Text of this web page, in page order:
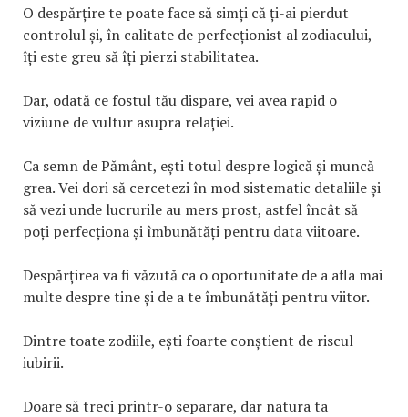
O despărțire te poate face să simți că ți-ai pierdut
controlul și, în calitate de perfecționist al zodiacului,
îți este greu să îți pierzi stabilitatea.
Dar, odată ce fostul tău dispare, vei avea rapid o
viziune de vultur asupra relației.
Ca semn de Pământ, ești totul despre logică și muncă
grea. Vei dori să cercetezi în mod sistematic detaliile și
să vezi unde lucrurile au mers prost, astfel încât să
poți perfecționa și îmbunătăți pentru data viitoare.
Despărțirea va fi văzută ca o oportunitate de a afla mai
multe despre tine și de a te îmbunătăți pentru viitor.
Dintre toate zodiile, ești foarte conștient de riscul
iubirii.
Doare să treci printr-o separare, dar natura ta